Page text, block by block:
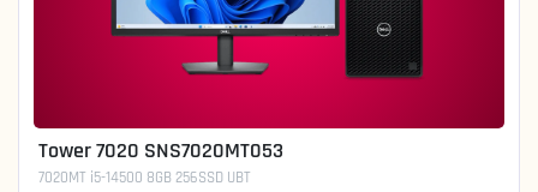
Tower 7020 SNS7020MT053
7020MT i5-14500 8GB 256SSD UBT